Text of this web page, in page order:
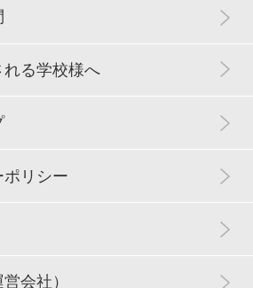
る学校様へ
ポリシー
会社）